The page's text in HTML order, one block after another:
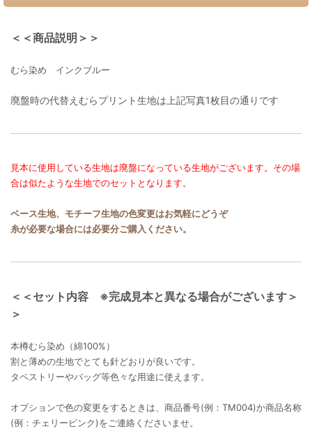
＜＜商品説明＞＞
むら染め インクブルー
廃盤時の代替えむらプリント生地は上記写真1枚目の通りです
見本に使用している生地は廃盤になっている生地がございます。その場
合は似たような生地でのセットとなります。
ベース生地、モチーフ生地の色変更はお気軽にどうぞ
糸が必要な場合には必要分ご購入ください。
＜＜セット内容 ※完成見本と異なる場合がございます＞
＞
本樽むら染め（綿100%）
割と薄めの生地でとても針どおりが良いです。
タペストリーやバッグ等色々な用途に使えます。
オプションで色の変更をするときは、商品番号(例：TM004)か商品名称
(例：チェリーピンク)をご連絡くださいませ。